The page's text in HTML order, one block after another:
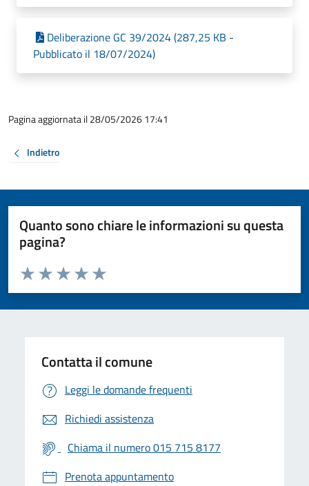
Deliberazione GC 39/2024 (287,25 KB -
Pubblicato il 18/07/2024)
Pagina aggiornata il 28/05/2026 17:41
Indietro
Quanto sono chiare le informazioni su questa
pagina?
Valuta da 1 a 5 stelle la pagina
Valuta 5 stelle su 5
Valuta 4 stelle su 5
Valuta 3 stelle su 5
Valuta 2 stelle su 5
Valuta 1 stelle su 5
Contatta il comune
Leggi le domande frequenti
Richiedi assistenza
Chiama il numero 015 715 8177
Prenota appuntamento